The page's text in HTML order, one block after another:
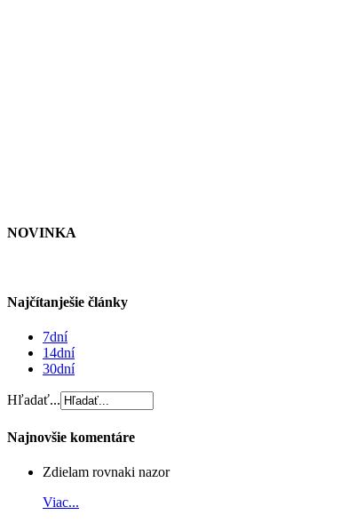
NOVINKA
Najčítanješie články
7dní
14dní
30dní
Hľadať...
Najnovšie komentáre
Zdielam rovnaki nazor
Viac...